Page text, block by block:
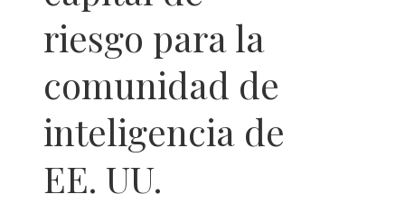
riesgo para la
comunidad de
inteligencia de
EE. UU.